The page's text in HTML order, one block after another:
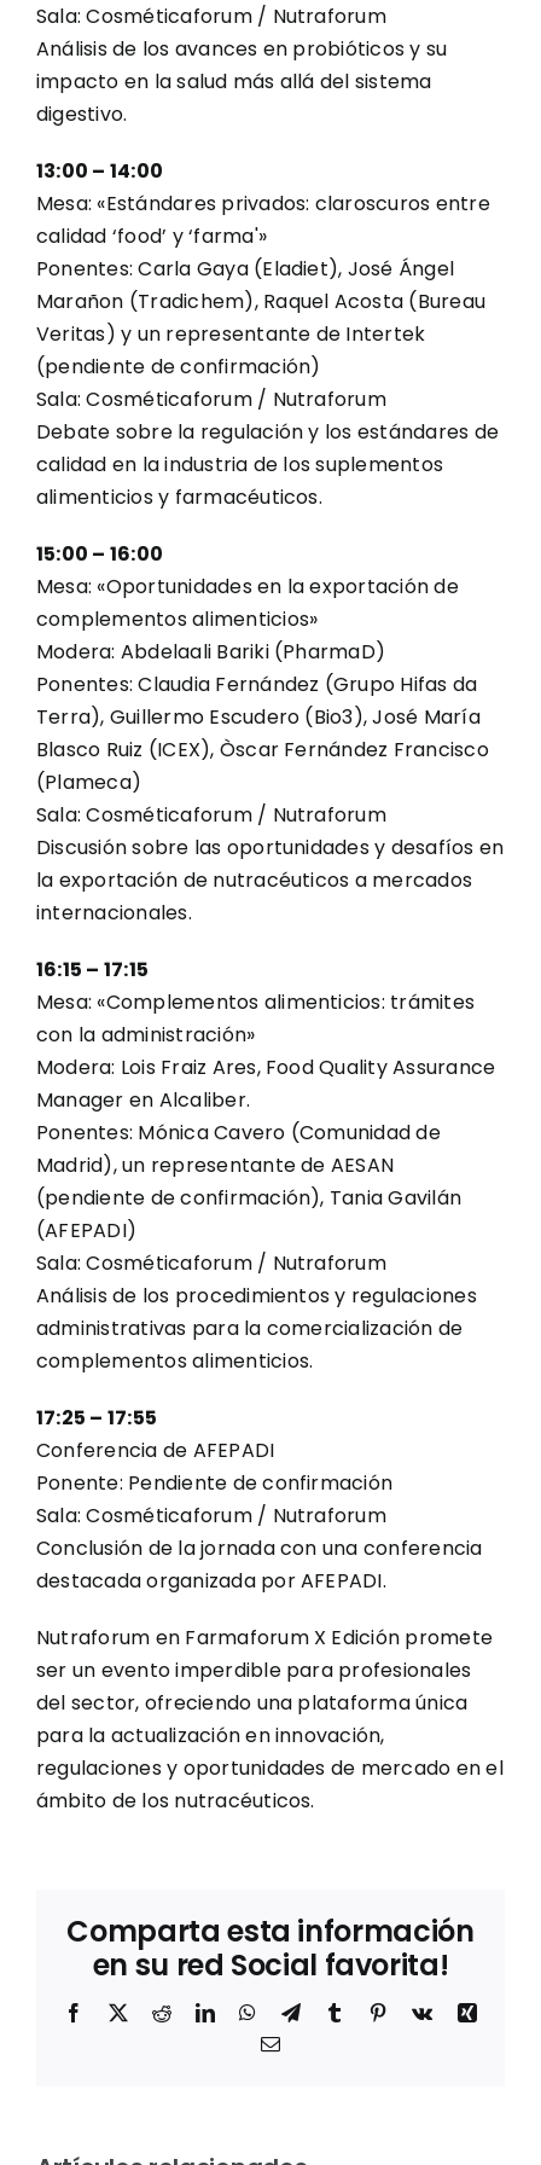
Sala: Cosméticaforum / Nutraforum
Análisis de los avances en probióticos y su
impacto en la salud más allá del sistema
digestivo.
13:00 – 14:00
Mesa: «Estándares privados: claroscuros entre
calidad ‘food’ y ‘farma'»
Ponentes: Carla Gaya (Eladiet), José Ángel
Marañon (Tradichem), Raquel Acosta (Bureau
Veritas) y un representante de Intertek
(pendiente de confirmación)
Sala: Cosméticaforum / Nutraforum
Debate sobre la regulación y los estándares de
calidad en la industria de los suplementos
alimenticios y farmacéuticos.
15:00 – 16:00
Mesa: «Oportunidades en la exportación de
complementos alimenticios»
Modera: Abdelaali Bariki (PharmaD)
Ponentes: Claudia Fernández (Grupo Hifas da
Terra), Guillermo Escudero (Bio3), José María
Blasco Ruiz (ICEX), Òscar Fernández Francisco
(Plameca)
Sala: Cosméticaforum / Nutraforum
Discusión sobre las oportunidades y desafíos en
la exportación de nutracéuticos a mercados
internacionales.
16:15 – 17:15
Mesa: «Complementos alimenticios: trámites
con la administración»
Modera: Lois Fraiz Ares, Food Quality Assurance
Manager en Alcaliber.
Ponentes: Mónica Cavero (Comunidad de
Madrid), un representante de AESAN
(pendiente de confirmación), Tania Gavilán
(AFEPADI)
Sala: Cosméticaforum / Nutraforum
Análisis de los procedimientos y regulaciones
administrativas para la comercialización de
complementos alimenticios.
17:25 – 17:55
Conferencia de AFEPADI
Ponente: Pendiente de confirmación
Sala: Cosméticaforum / Nutraforum
Conclusión de la jornada con una conferencia
destacada organizada por AFEPADI.
Nutraforum en Farmaforum X Edición promete
ser un evento imperdible para profesionales
del sector, ofreciendo una plataforma única
para la actualización en innovación,
regulaciones y oportunidades de mercado en el
ámbito de los nutracéuticos.
Comparta esta información
en su red Social favorita!
Facebook
X RedditLinkedInWhatsApp
TelegramTumblr Pinterest
Vk
Xing
Correo